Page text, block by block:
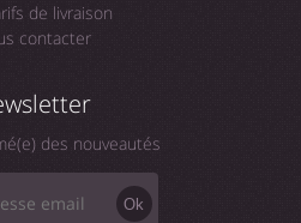
de livraison
contacter
des nouveautés
Ok